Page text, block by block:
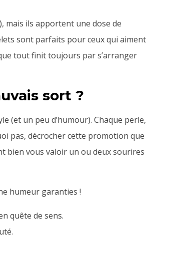
mais ils apportent une dose de
sont parfaits pour ceux qui aiment
tout finit toujours par s’arranger
sort ?
(et un peu d’humour). Chaque perle,
pas, décrocher cette promotion que
bien vous valoir un ou deux sourires
humeur garanties !
quête de sens.